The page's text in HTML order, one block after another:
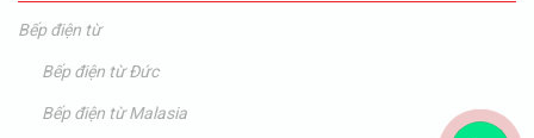
Bếp điện từ
Bếp điện từ Đức
Bếp điện từ Malasia